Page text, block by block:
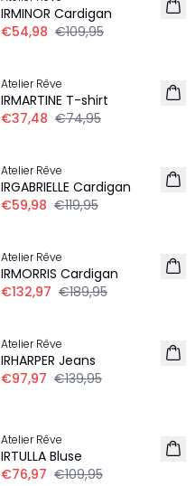
IRMINOR Cardigan
€54,98 €109,95
Atelier Rêve
IRMARTINE T-shirt
€37,48 €74,95
Atelier Rêve
IRGABRIELLE Cardigan
€59,98 €119,95
Atelier Rêve
IRMORRIS Cardigan
€132,97 €189,95
Atelier Rêve
IRHARPER Jeans
€97,97 €139,95
Atelier Rêve
IRTULLA Bluse
€76,97 €109,95